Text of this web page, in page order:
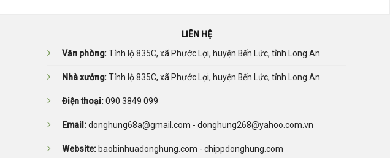
LIÊN HỆ
Văn phòng:Tỉnh lộ 835C, xã Phước Lợi, huyện Bến Lức, tỉnh Long An.
Nhà xưởng:Tỉnh lộ 835C, xã Phước Lợi, huyện Bến Lức, tỉnh Long An.
Điện thoại:090 3849 099
Email:donghung68a@gmail.com - donghung268@yahoo.com.vn
Website: baobinhuadonghung.com - chippdonghung.com